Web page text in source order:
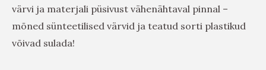
värvi ja materjali püsivust vähenähtaval pinnal –
mõned sünteetilised värvid ja teatud sorti plastikud
võivad sulada!